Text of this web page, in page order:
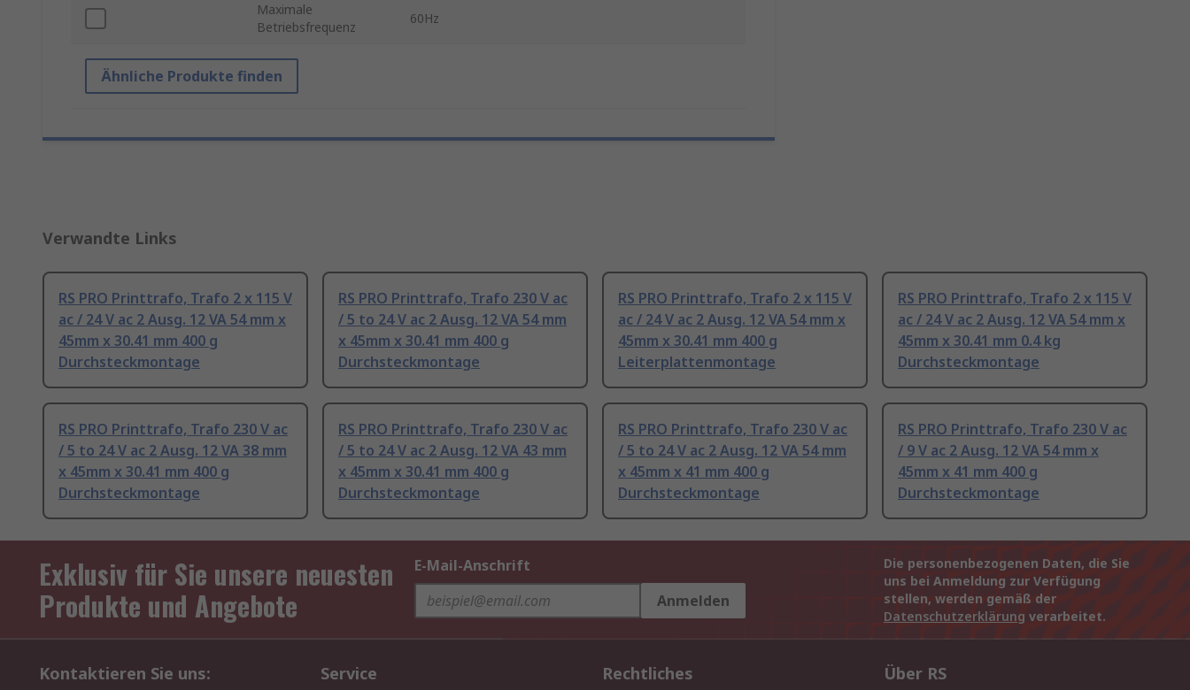
Maximale
Betriebsfrequenz
60Hz
Ähnliche Produkte finden
Verwandte Links
RS PRO Printtrafo, Trafo 2 x 115 V
ac / 24 V ac 2 Ausg. 12 VA 54 mm x
45mm x 30.41 mm 400 g
Durchsteckmontage
RS PRO Printtrafo, Trafo 230 V ac
/ 5 to 24 V ac 2 Ausg. 12 VA 54 mm
x 45mm x 30.41 mm 400 g
Durchsteckmontage
RS PRO Printtrafo, Trafo 2 x 115 V
ac / 24 V ac 2 Ausg. 12 VA 54 mm x
45mm x 30.41 mm 400 g
Leiterplattenmontage
RS PRO Printtrafo, Trafo 2 x 115 V
ac / 24 V ac 2 Ausg. 12 VA 54 mm x
45mm x 30.41 mm 0.4 kg
Durchsteckmontage
RS PRO Printtrafo, Trafo 230 V ac
/ 5 to 24 V ac 2 Ausg. 12 VA 38 mm
x 45mm x 30.41 mm 400 g
Durchsteckmontage
RS PRO Printtrafo, Trafo 230 V ac
/ 5 to 24 V ac 2 Ausg. 12 VA 43 mm
x 45mm x 30.41 mm 400 g
Durchsteckmontage
RS PRO Printtrafo, Trafo 230 V ac
/ 5 to 24 V ac 2 Ausg. 12 VA 54 mm
x 45mm x 41 mm 400 g
Durchsteckmontage
RS PRO Printtrafo, Trafo 230 V ac
/ 9 V ac 2 Ausg. 12 VA 54 mm x
45mm x 41 mm 400 g
Durchsteckmontage
Exklusiv für Sie unsere neuesten
Produkte und Angebote
E-Mail-Anschrift
Anmelden
Die personenbezogenen Daten, die Sie
uns bei Anmeldung zur Verfügung
stellen, werden gemäß der
Datenschutzerklärung verarbeitet.
Kontaktieren Sie uns: Service Rechtliches Über RS